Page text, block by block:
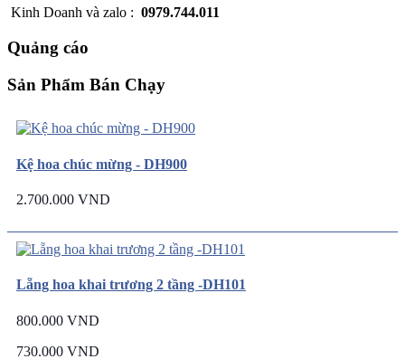
Kinh Doanh và zalo : 0979.744.011
Quảng cáo
Sản Phẩm Bán Chạy
Kệ hoa chúc mừng - DH900
2.700.000 VND
Lẵng hoa khai trương 2 tầng -DH101
800.000 VND
730.000 VND